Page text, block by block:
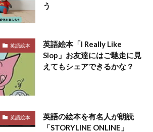
う
英語絵本
英語絵本「I Really Like
Slop」お友達にはご馳走に見
えてもシェアできるかな？
英語絵本
英語の絵本を有名人が朗読
「STORYLINE ONLINE」